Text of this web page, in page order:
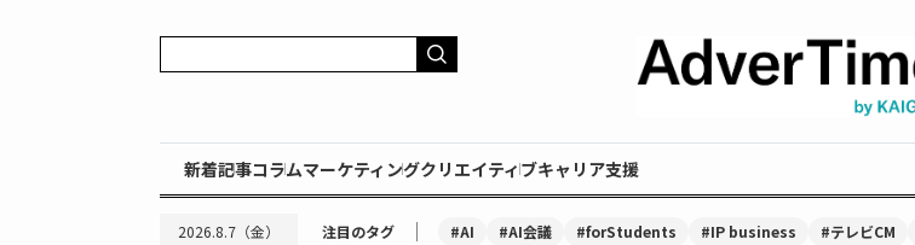
新着記事コラムマーケティングクリエイティブキャリア支援
2026.8.7（金） 注目のタグ ｜ #AI #AI会議 #forStudents #IP business #テレビCM